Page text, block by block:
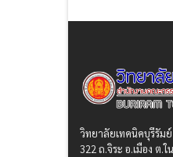
วิทยาลัยเทคนิคบุรีรัม
322 ถ.จิระ อ.เมือง ต.